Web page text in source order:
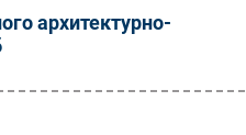
архитектурно-